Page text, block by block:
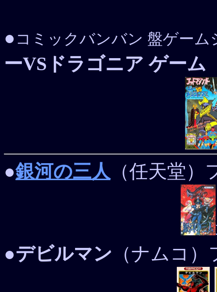
● コミックバンバン 盤ゲーム
ーVSドラゴニア ゲーム
●銀河の三人 （任天堂
●デビルマン （ナムコ